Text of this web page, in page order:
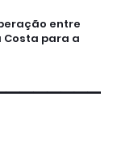
entre
Costa para a